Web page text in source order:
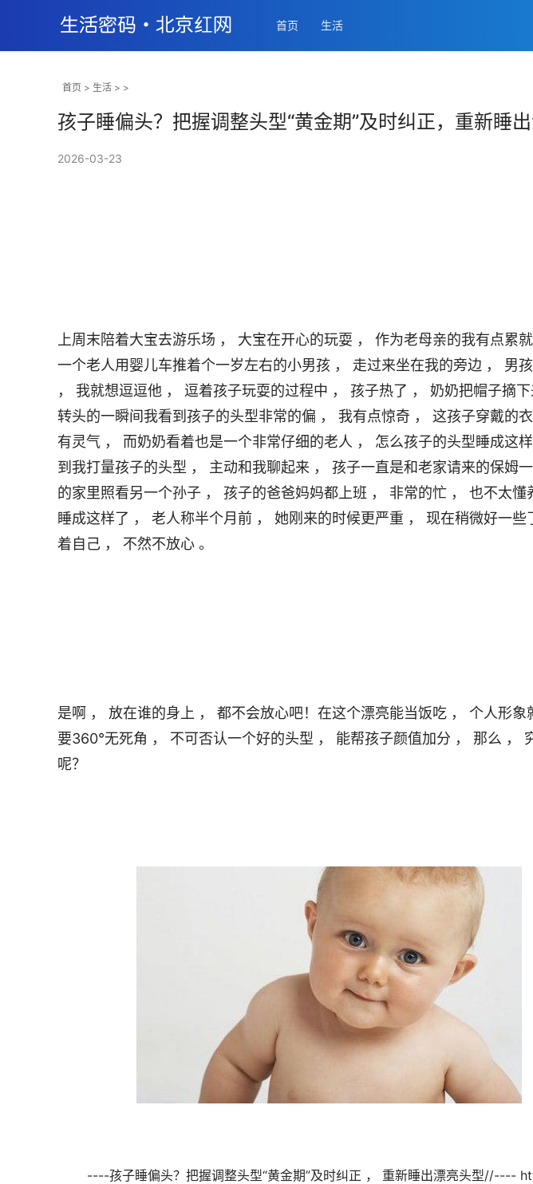
首页 生活
首页 > 生活 > >
孩子睡偏头？把握调整头型“黄金期”及时纠正，重新睡
2026-03-23
上周末陪着大宝去游乐场 ， 大宝在开心的玩耍 ， 作为老母亲的我有点累
一个老人用婴儿车推着个一岁左右的小男孩 ， 走过来坐在我的旁边 ， 男
， 我就想逗逗他 ， 逗着孩子玩耍的过程中 ， 孩子热了 ， 奶奶把帽子摘下
转头的一瞬间我看到孩子的头型非常的偏 ， 我有点惊奇 ， 这孩子穿戴的
有灵气 ， 而奶奶看着也是一个非常仔细的老人 ， 怎么孩子的头型睡成这
到我打量孩子的头型 ， 主动和我聊起来 ， 孩子一直是和老家请来的保姆
的家里照看另一个孙子 ， 孩子的爸爸妈妈都上班 ， 非常的忙 ， 也不太
睡成这样了 ， 老人称半个月前 ， 她刚来的时候更严重 ， 现在稍微好一
着自己 ， 不然不放心 。
是啊 ， 放在谁的身上 ， 都不会放心吧！在这个漂亮能当饭吃 ， 个人形
要360°无死角 ， 不可否认一个好的头型 ， 能帮孩子颜值加分 ， 那么 ，
呢？
----孩子睡偏头？把握调整头型“黄金期”及时纠正 ， 重新睡